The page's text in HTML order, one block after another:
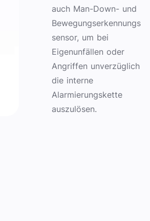
auch Man-Down- und
Bewegungserkennungs
sensor, um bei
Eigenunfällen oder
Angriffen unverzüglich
die interne
Alarmierungskette
auszulösen.